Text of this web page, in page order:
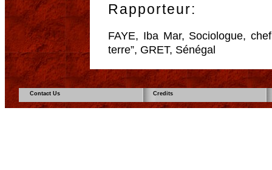
Rapporteur:
FAYE, Iba Mar, Sociologue,
terre”, GRET, Sénégal
Contact Us Credits